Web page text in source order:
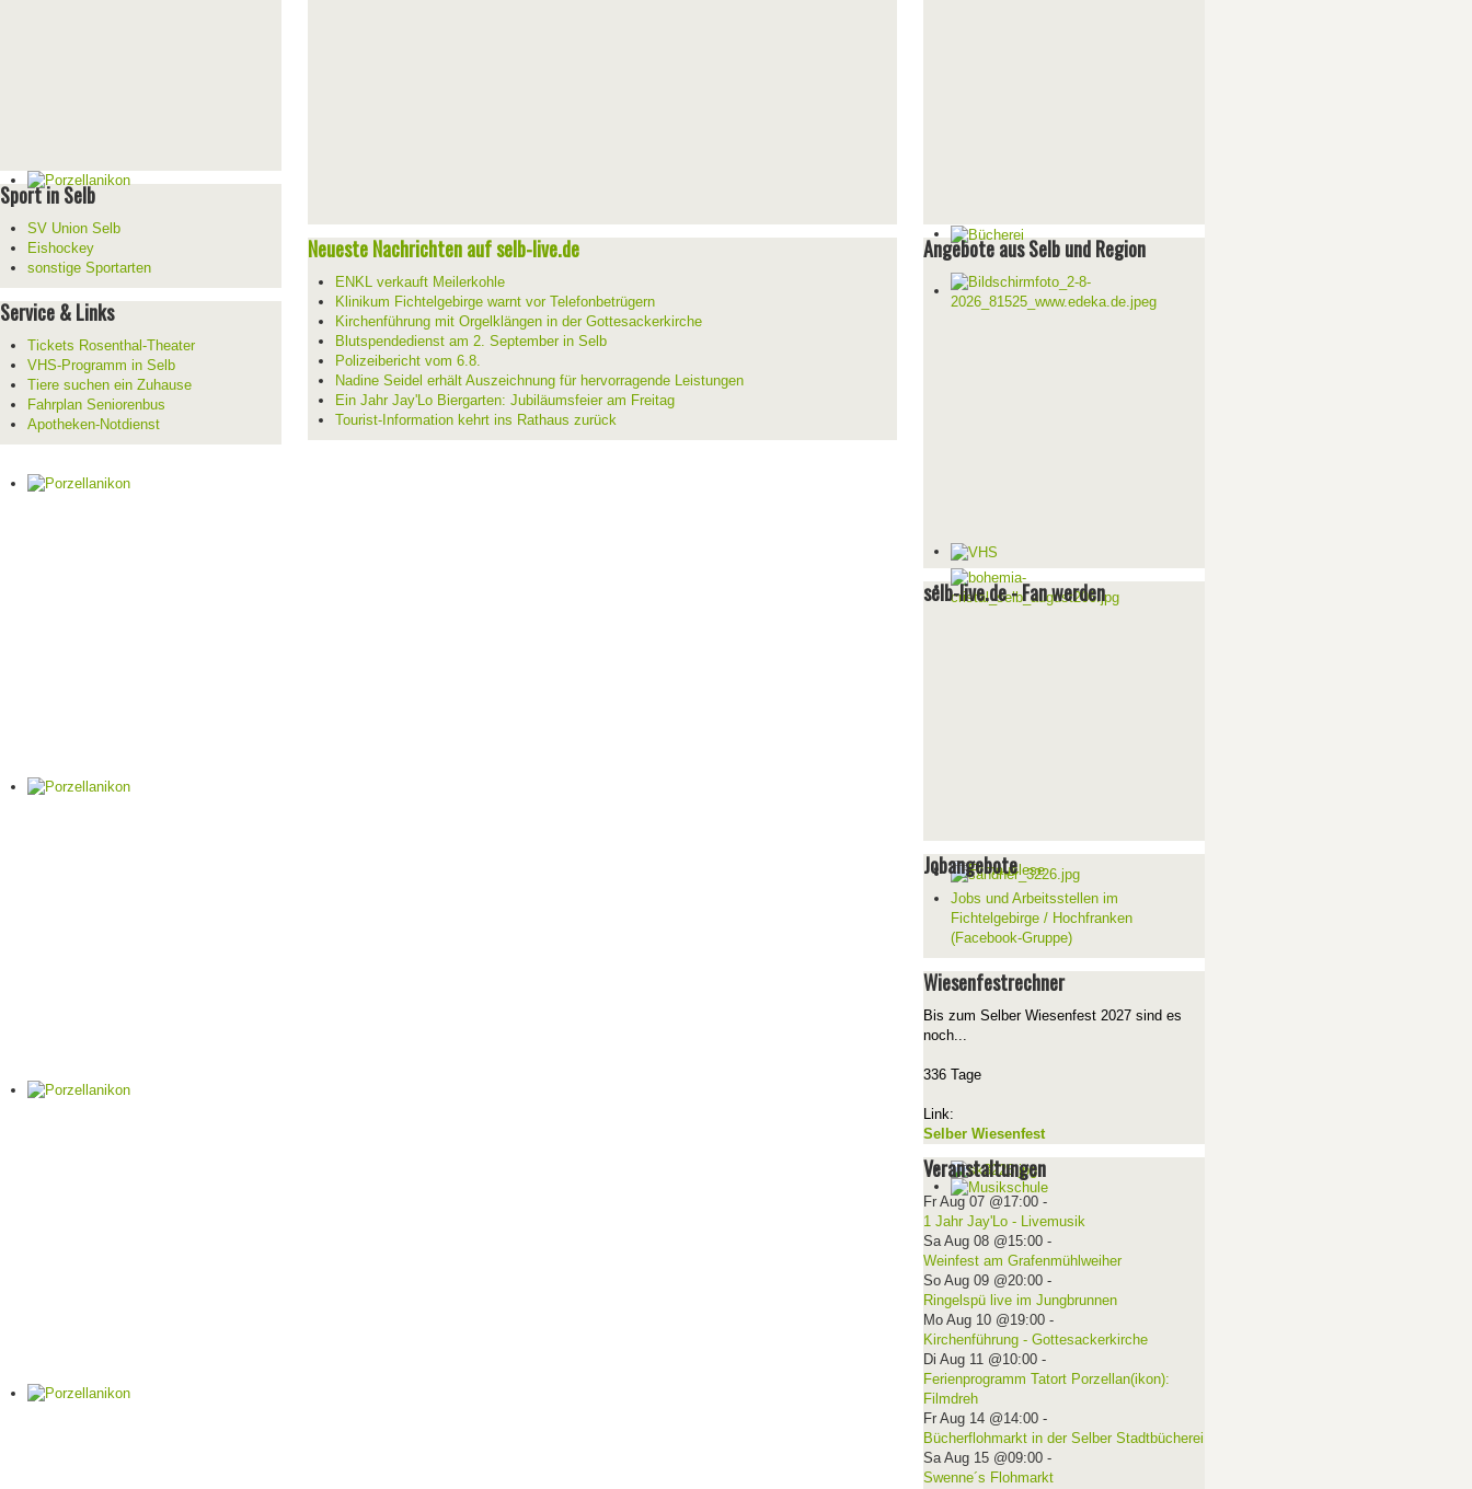
Sport in Selb
SV Union Selb
Eishockey
sonstige Sportarten
Service & Links
Tickets Rosenthal-Theater
VHS-Programm in Selb
Tiere suchen ein Zuhause
Fahrplan Seniorenbus
Apotheken-Notdienst
Neueste Nachrichten auf selb-live.de
ENKL verkauft Meilerkohle
Klinikum Fichtelgebirge warnt vor Telefonbetrügern
Kirchenführung mit Orgelklängen in der Gottesackerkirche
Blutspendedienst am 2. September in Selb
Polizeibericht vom 6.8.
Nadine Seidel erhält Auszeichnung für hervorragende Leistungen
Ein Jahr Jay'Lo Biergarten: Jubiläumsfeier am Freitag
Tourist-Information kehrt ins Rathaus zurück
Angebote aus Selb und Region
selb-live.de - Fan werden
Jobangebote
Jobs und Arbeitsstellen im
Fichtelgebirge / Hochfranken
(Facebook-Gruppe)
Wiesenfestrechner
Bis zum Selber Wiesenfest 2027 sind es
noch...
336 Tage
Link:
Selber Wiesenfest
Veranstaltungen
Fr Aug 07 @17:00-
1 Jahr Jay'Lo - Livemusik
Sa Aug 08 @15:00-
Weinfest am Grafenmühlweiher
So Aug 09 @20:00-
Ringelspü live im Jungbrunnen
Mo Aug 10 @19:00-
Kirchenführung - Gottesackerkirche
Di Aug 11 @10:00-
Ferienprogramm Tatort Porzellan(ikon):
Filmdreh
Fr Aug 14 @14:00-
Bücherflohmarkt in der Selber Stadtbücherei
Sa Aug 15 @09:00-
Swenne´s Flohmarkt